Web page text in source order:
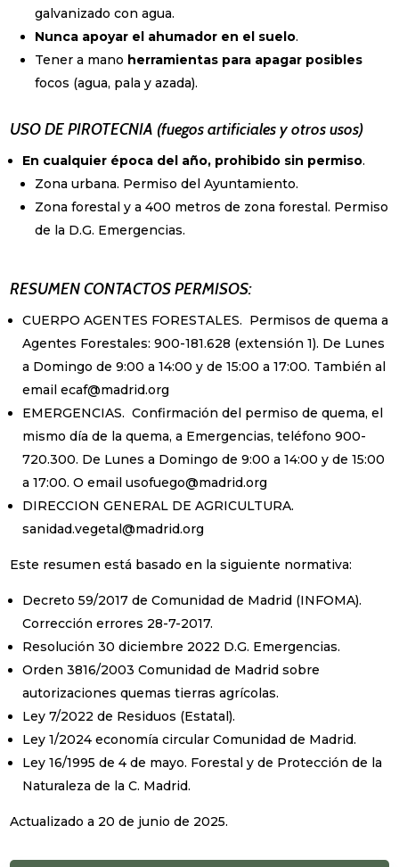
galvanizado con agua.
Nunca apoyar el ahumador en el suelo.
Tener a mano herramientas para apagar posibles
focos (agua, pala y azada).
USO DE PIROTECNIA (fuegos artificiales y otros usos)
En cualquier época del año, prohibido sin permiso.
Zona urbana. Permiso del Ayuntamiento.
Zona forestal y a 400 metros de zona forestal. Permiso
de la D.G. Emergencias.
RESUMEN CONTACTOS PERMISOS:
CUERPO AGENTES FORESTALES. Permisos de quema a
Agentes Forestales: 900-181.628 (extensión 1). De Lunes
a Domingo de 9:00 a 14:00 y de 15:00 a 17:00. También al
email ecaf@madrid.org
EMERGENCIAS. Confirmación del permiso de quema, el
mismo día de la quema, a Emergencias, teléfono 900-
720.300. De Lunes a Domingo de 9:00 a 14:00 y de 15:00
a 17:00. O email usofuego@madrid.org
DIRECCION GENERAL DE AGRICULTURA.
sanidad.vegetal@madrid.org
Este resumen está basado en la siguiente normativa:
Decreto 59/2017 de Comunidad de Madrid (INFOMA).
Corrección errores 28-7-2017.
Resolución 30 diciembre 2022 D.G. Emergencias.
Orden 3816/2003 Comunidad de Madrid sobre
autorizaciones quemas tierras agrícolas.
Ley 7/2022 de Residuos (Estatal).
Ley 1/2024 economía circular Comunidad de Madrid.
Ley 16/1995 de 4 de mayo. Forestal y de Protección de la
Naturaleza de la C. Madrid.
Actualizado a 20 de junio de 2025.